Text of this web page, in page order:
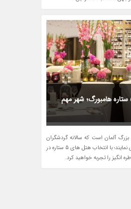
برترین هتل های 5 ستاره هامبورگ؛ شهر مهم
آلمان است که سالانه گردشگران
بسیاری به این شهر سفر می نمایند؛ با انتخاب هتل های 5 ستاره در
انگیز را تجربه خواهید کرد.